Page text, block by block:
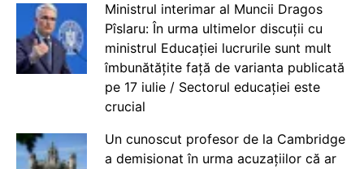
Ministrul interimar al Muncii Dragos
Pîslaru: În urma ultimelor discuții cu
ministrul Educației lucrurile sunt mult
îmbunătățite față de varianta publicată
pe 17 iulie / Sectorul educației este
crucial
Un cunoscut profesor de la Cambridge
a demisionat în urma acuzațiilor că ar